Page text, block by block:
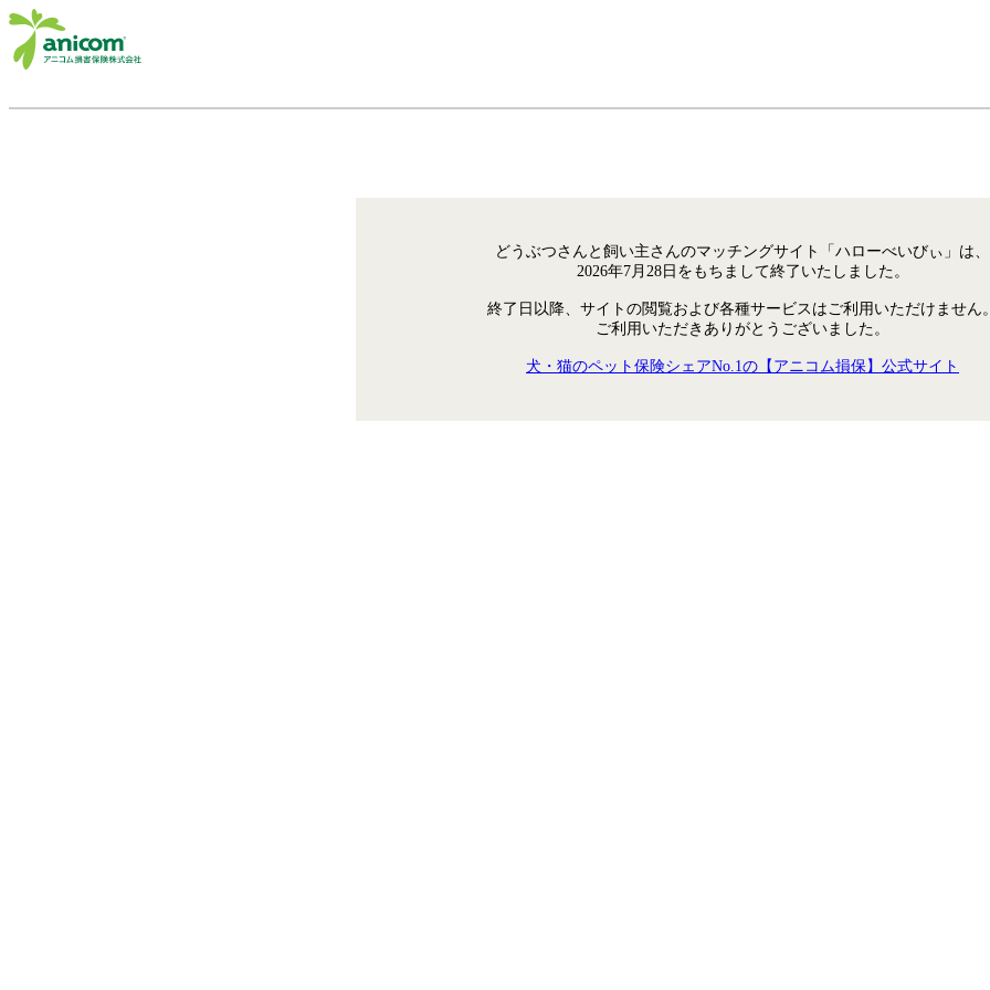
どうぶつさんと飼い主さんのマッチングサイト「ハローべいびぃ」は、
2026年7月28日をもちまして終了いたしました。
終了日以降、サイトの閲覧および各種サービスはご利用いただけません
ご利用いただきありがとうございました。
犬・猫のペット保険シェアNo.1の【アニコム損保】公式サイト